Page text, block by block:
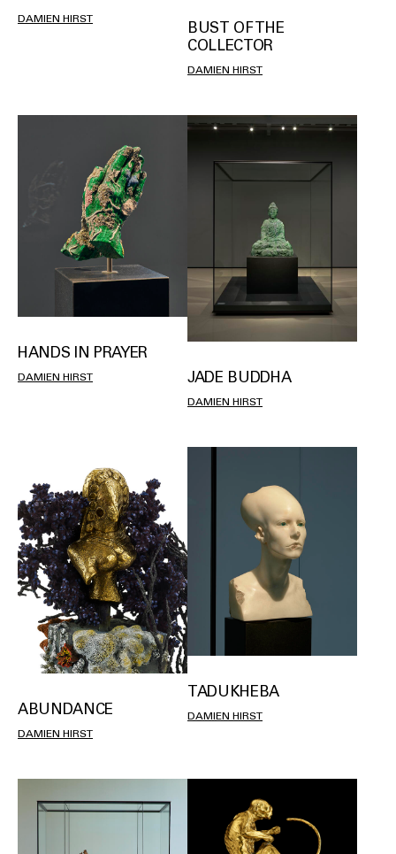
DAMIEN HIRST
BUST OF THE
COLLECTOR
DAMIEN HIRST
HANDS IN PRAYER
DAMIEN HIRST JADE BUDDHA
DAMIEN HIRST
ABUNDANCE
DAMIEN HIRST
TADUKHEBA
DAMIEN HIRST